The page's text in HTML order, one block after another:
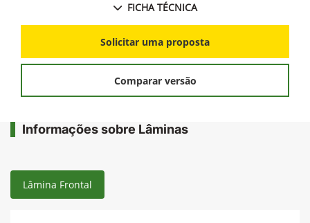
FICHA TÉCNICA
Solicitar uma proposta
Comparar versão
Informações sobre Lâminas
Lâmina Frontal